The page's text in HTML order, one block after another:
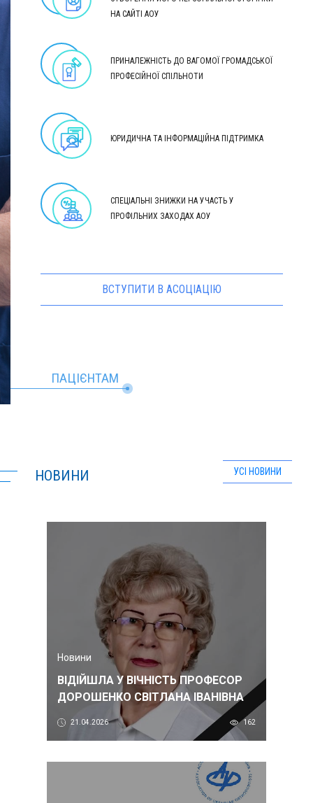
НА САЙТІ АОУ
ПРИНАЛЕЖНІСТЬ ДО ВАГОМОЇ ГРОМАДСЬКОЇ
ПРОФЕСІЙНОЇ СПІЛЬНОТИ
ЮРИДИЧНА ТА ІНФОРМАЦІЙНА ПІДТРИМКА
СПЕЦІАЛЬНІ ЗНИЖКИ НА УЧАСТЬ У
ПРОФІЛЬНИХ ЗАХОДАХ АОУ
ВСТУПИТИ В АСОЦІАЦІЮ
ПАЦІЄНТАМ
НОВИНИ УСІ НОВИНИ
21.04.2026
Новини
ВІДІЙШЛА У ВІЧНІСТЬ ПРОФЕСОР
ДОРОШЕНКО СВІТЛАНА ІВАНІВНА
162